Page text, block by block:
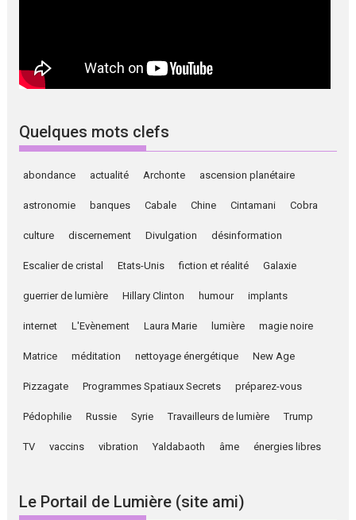
Quelques mots clefs
abondance actualité Archonte ascension planétaire
astronomie banques Cabale Chine Cintamani Cobra
culture discernement Divulgation désinformation
Escalier de cristal Etats-Unis fiction et réalité Galaxie
guerrier de lumière Hillary Clinton humour implants
internet L'Evènement Laura Marie lumière magie noire
Matrice méditation nettoyage énergétique New Age
Pizzagate Programmes Spatiaux Secrets préparez-vous
Pédophilie Russie Syrie Travailleurs de lumière Trump
TV vaccins vibration Yaldabaoth âme énergies libres
Le Portail de Lumière (site ami)